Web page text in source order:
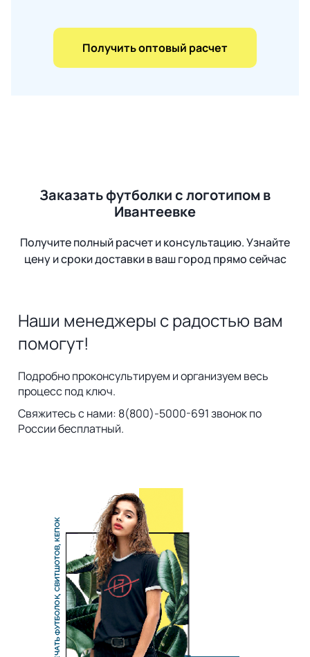
Получить оптовый расчет
Заказать футболки с логотипом в
Ивантеевке
Получите полный расчет и консультацию. Узнайте
цену и сроки доставки в ваш город прямо сейчас
Наши менеджеры с радостью вам
помогут!
Подробно проконсультируем и организуем весь
процесс под ключ.
Свяжитесь с нами: 8(800)-5000-691 звонок по
России бесплатный.